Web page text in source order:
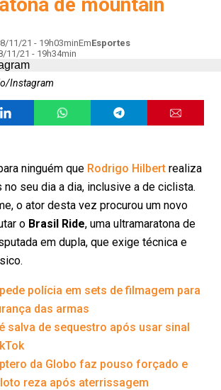
11/21 - 19h03minEmEsportes
11/21 - 19h34min
Instagram
ninguém que Rodrigo Hilbert realiza
seu dia a dia, inclusive a de ciclista.
o ator desta vez procurou um novo
o Brasil Ride, uma ultramaratona de
em dupla, que exige técnica e
polícia em sets de filmagem para
das armas
salva de sequestro após usar sinal
da Globo faz pouso forçado e
reza após aterrissagem